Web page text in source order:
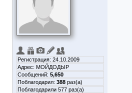
Регистрация: 24.10.2009
Адрес: МОЙДОДЫР
Сообщений: 5,650
Поблагодарил: 388 раз(а)
Поблагодарили 577 раз(а)